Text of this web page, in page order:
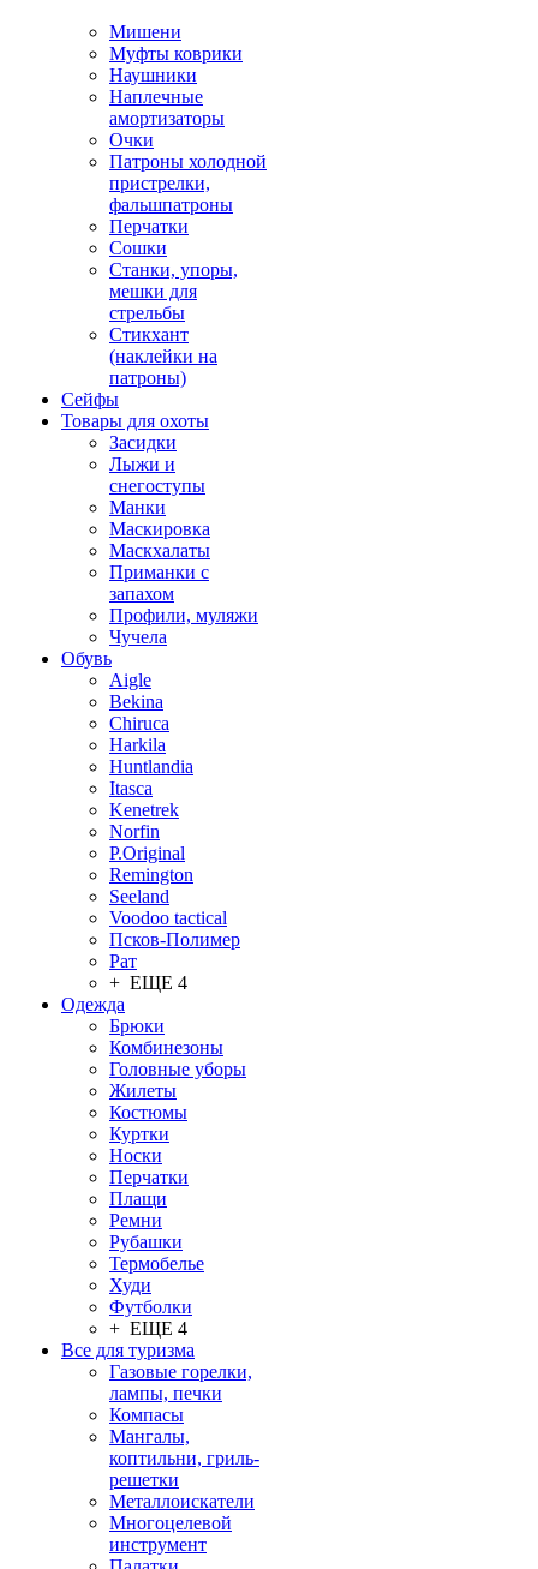
Мишени
Муфты коврики
Наушники
Наплечные
амортизаторы
Очки
Патроны холодной
пристрелки,
фальшпатроны
Перчатки
Сошки
Станки, упоры,
мешки для
стрельбы
Стикхант
(наклейки на
патроны)
Сейфы
Товары для охоты
Засидки
Лыжи и
снегоступы
Манки
Маскировка
Маскхалаты
Приманки с
запахом
Профили, муляжи
Чучела
Обувь
Aigle
Bekina
Chiruсa
Harkila
Huntlandia
Itasca
Kenetrek
Norfin
P.Original
Remington
Seeland
Voodoo tactical
Псков-Полимер
Рат
+ ЕЩЕ 4
Одежда
Брюки
Комбинезоны
Головные уборы
Жилеты
Костюмы
Куртки
Носки
Перчатки
Плащи
Ремни
Рубашки
Термобелье
Худи
Футболки
+ ЕЩЕ 4
Все для туризма
Газовые горелки,
лампы, печки
Компасы
Мангалы,
коптильни, гриль-
решетки
Металлоискатели
Многоцелевой
инструмент